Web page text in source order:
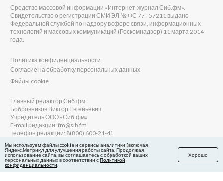
Средство массовой информации «Интернет-журнал Сиб.фм».
Свидетельство о регистрации СМИ ЭЛ № ФС 77 - 57211 выдано
Федеральной службой по надзору в сфере связи, информационных
технологий и массовых коммуникаций (Роскомнадзор) 11 марта 2014
года.
Политика конфиденциальности
Согласие на обработку персональных данных
Файлы cookie
Главный редактор Сиб.фм
Бобровников Виктор Евгеньевич
Учредитель ООО «Сиб.фм»
E-mail редакции: fm@sib.fm
Телефон редакции: 8(800) 600-21-41
Сайт разработан и поддерживается Технодзен
Мы используем файлы cookie и сервисы аналитики (включая
Яндекс.Метрику) для улучшения работы сайта. Продолжая
использование сайта, вы соглашаетесь с обработкой ваших
персональных данных в соответствии сПолитикой
конфиденциальности
Хорошо